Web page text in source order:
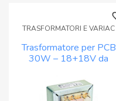
da
circuito
stampato
a
TRASFORMATORI E VARIAC
Trasformatore per PCB
30W – 18+18V da
pannello